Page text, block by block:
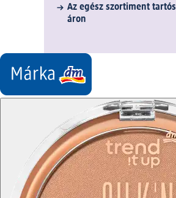
Az egész szortiment
áron